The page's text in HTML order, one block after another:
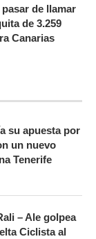
pasar de llamar
de 3.259
Canarias
su apuesta por
un nuevo
Tenerife
– Ale golpea
Ciclista al